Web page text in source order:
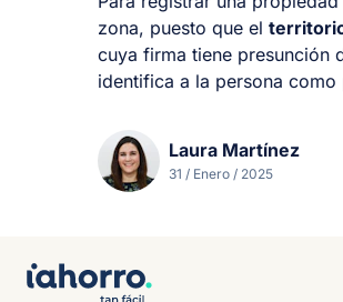
zona, puesto que el
cuya firma tiene presunción
identifica a la persona
Laura Martínez
31 / Enero / 2025